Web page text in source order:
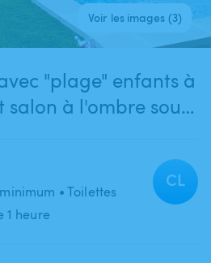
Voir les images (3)
salon à l'ombre sous
• Toilettes
1 heure
CL